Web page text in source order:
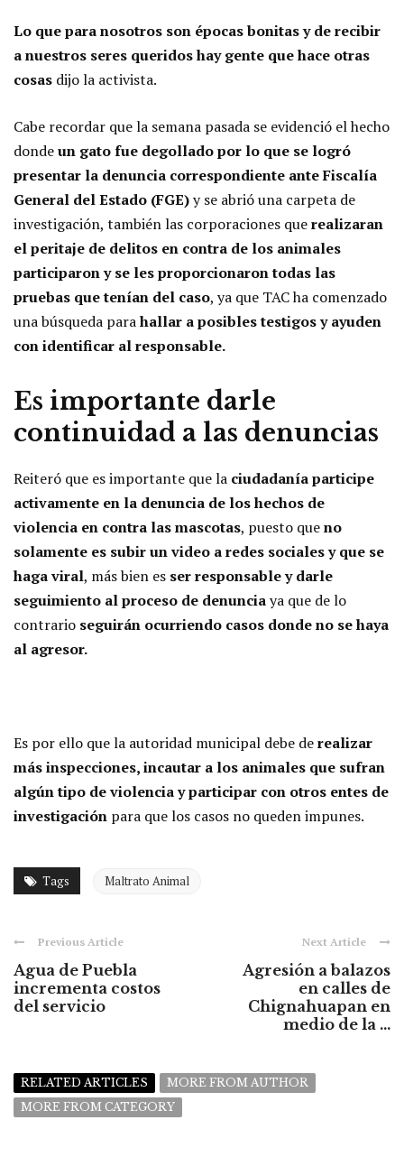
Lo que para nosotros son épocas bonitas y de recibir
a nuestros seres queridos hay gente que hace otras
cosas dijo la activista.
Cabe recordar que la semana pasada se evidenció el hecho
dondeun gato fue degollado por lo que se logró
presentar la denuncia correspondiente ante Fiscalía
General del Estado (FGE)y se abrió una carpeta de
investigación, también las corporaciones querealizaran
el peritaje de delitos en contra de los animales
participaron y se les proporcionaron todas las
pruebas que tenían del caso, ya que TAC ha comenzado
una búsqueda parahallar a posibles testigos y ayuden
con identificar al responsable.
Es importante darle
continuidad a las denuncias
Reiteró que es importante que la ciudadanía participe
activamente en la denuncia de los hechos de
violencia en contra las mascotas, puesto queno
solamente es subir un video a redes sociales y que se
haga viral, más bien es ser responsable y darle
seguimiento al proceso de denunciaya que de lo
contrario seguirán ocurriendo casos donde no se haya
al agresor.
Es por ello que la autoridad municipal debe derealizar
más inspecciones, incautar a los animales que sufran
algún tipo de violencia y participar con otros entes de
investigación para que los casos no queden impunes.
Tags Maltrato Animal
Previous Article
Agua de Puebla
incrementa costos
del servicio
Next Article
Agresión a balazos
en calles de
Chignahuapan en
medio de la ...
RELATED ARTICLES
MORE FROM AUTHOR
MORE FROM CATEGORY